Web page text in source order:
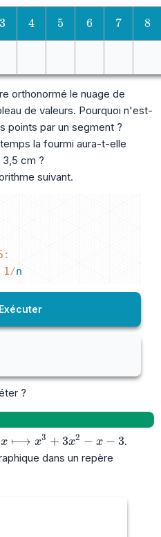
3
3 4
4 5
5 6
6 7
7 8
8
orthonormé le nuage de
de valeurs. Pourquoi n'est-
points par un segment ?
la fourmi aura-t-elle
cm ?
suivant.
:
1/n
Exécuter
?
x^3+3x^2-x-3
x ⟼ x3 + 3x2 − x − 3.
dans un repère